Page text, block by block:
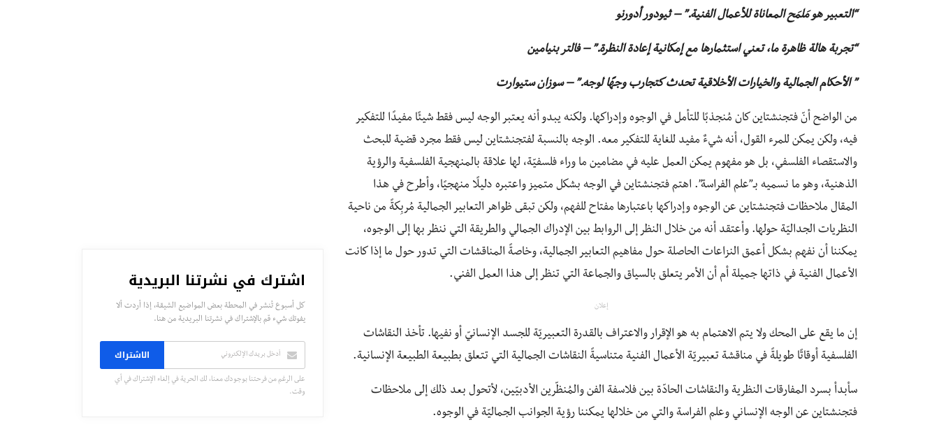
“التعبير هو مَلمَح المعاناة للأعمال الفنية.” – ثيودور أدورنو
“تجربة هالة ظاهرة ما، تعني استثمارها مع إمكانية إعادة النظرة.” – فالتر بنيامين
” الأحكام الجمالية والخيارات الأخلاقية تحدث كتجارب وجهًا لوجه.” – سوزان ستيوارت
من الواضح أنّ فتجنشتاين كان مُنجذبًا للتأمل في الوجوه وإدراكها. ولكنه يبدو أنه يعتبر الوجه ليس فقط شيئًا مفيدًا للتفكير
فيه، ولكن يمكن للمرء القول، أنه شيءٌ مفيد للغاية للتفكير معه. الوجه بالنسبة لفتجنشتاين ليس فقط مجرد قضية للبحث
والاستقصاء الفلسفي، بل هو مفهوم يمكن العمل عليه في مضامين ما وراء فلسفيّة، لها علاقة بالمنهجية الفلسفية والرؤية
الذهنية، وهو ما نسميه بـ”علم الفراسة”. اهتم فتجنشتاين في الوجه بشكل متميز واعتبره دليلًا منهجيًا، وأطرح في هذا
المقال ملاحظات فتجنشتاين عن الوجوه وإدراكها باعتبارها مفتاح للفهم، ولكن تبقى ظواهر التعابير الجمالية مُربِكةً من ناحية
النظريات الجداليّة حولها. وأعتقد أنه من خلال النظر إلى الروابط بين الإدراك الجمالي والطريقة التي ننظر بها إلى الوجوه،
يمكننا أن نفهم بشكل أعمق النزاعات الحاصلة حول مفاهيم التعابير الجمالية، وخاصةً المناقشات التي تدور حول ما إذا كانت
الأعمال الفنية في ذاتها جميلة أم أن الأمر يتعلق بالسياق والجماعة التي تنظر إلى هذا العمل الفني.
إعلان
إن ما يقع على المحك ولا يتم الاهتمام به هو الإقرار والاعتراف بالقدرة التعبيريّة للجسد الإنسانيّ أو نفيها. تأخذ النقاشات
الفلسفية أوقاتًا طويلةً في مناقشة تعبيريّة الأعمال الفنية متناسيةً النقاشات الجمالية التي تتعلق بطبيعة الطبيعة الإنسانية.
سأبدأ بسرد المفارقات النظرية والنقاشات الحادّة بين فلاسفة الفن والمُنظّرين الأدبيّين، لأتحول بعد ذلك إلى ملاحظات
فتجنشتاين عن الوجه الإنساني وعلم الفراسة والتي من خلالها يمكننا رؤية الجوانب الجماليّة في الوجوه.
اشترك في نشرتنا البريدية
كل أسبوع تُنشر في المحطة بعض المواضيع الشيقة، إذا أردت ألا
يفوتك شيء قم بالإشتراك في نشرتنا البريدية من هنا.
الاشتراك
على الرغم من فرحتنا بوجودك معنا، لك الحرية في إلغاء الإشتراك في أي
وقت.